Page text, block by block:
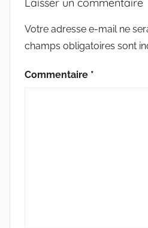
T
U
R
Laisser un commentaire
Votre adresse e-mail ne
champs obligatoires sont
Commentaire *